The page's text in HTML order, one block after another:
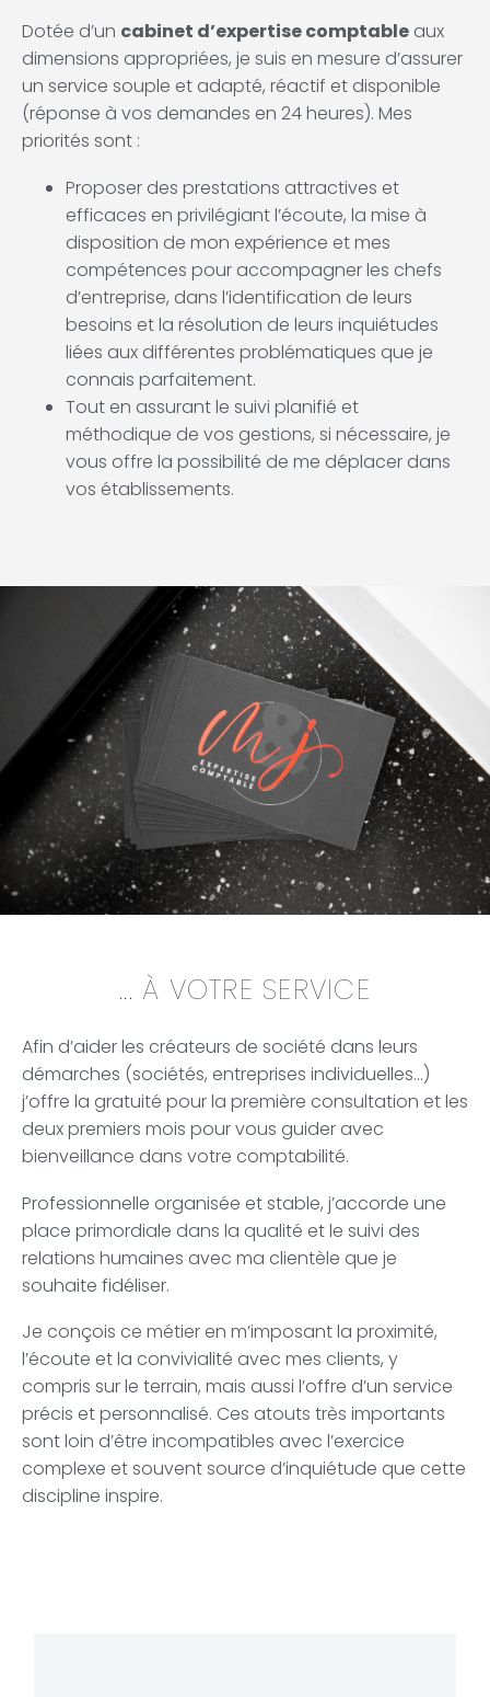
Dotée d’un cabinet d’expertise comptable aux
dimensions appropriées, je suis en mesure d’assurer
un service souple et adapté, réactif et disponible
(réponse à vos demandes en 24 heures). Mes
priorités sont :
Proposer des prestations attractives et
efficaces en privilégiant l’écoute, la mise à
disposition de mon expérience et mes
compétences pour accompagner les chefs
d’entreprise, dans l’identification de leurs
besoins et la résolution de leurs inquiétudes
liées aux différentes problématiques que je
connais parfaitement.
Tout en assurant le suivi planifié et
méthodique de vos gestions, si nécessaire, je
vous offre la possibilité de me déplacer dans
vos établissements.
... À VOTRE SERVICE
Afin d’aider les créateurs de société dans leurs
démarches (sociétés, entreprises individuelles…)
j’offre la gratuité pour la première consultation et les
deux premiers mois pour vous guider avec
bienveillance dans votre comptabilité.
Professionnelle organisée et stable, j’accorde une
place primordiale dans la qualité et le suivi des
relations humaines avec ma clientèle que je
souhaite fidéliser.
Je conçois ce métier en m’imposant la proximité,
l’écoute et la convivialité avec mes clients, y
compris sur le terrain, mais aussi l’offre d’un service
précis et personnalisé. Ces atouts très importants
sont loin d’être incompatibles avec l’exercice
complexe et souvent source d’inquiétude que cette
discipline inspire.